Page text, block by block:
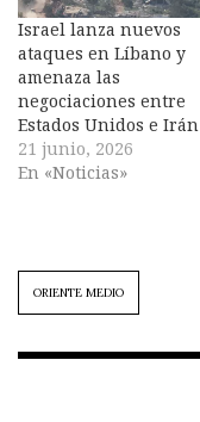
Israel lanza nuevos
ataques en Líbano y
amenaza las
negociaciones entre
Estados Unidos e Irán
21 junio, 2026
En «Noticias»
ORIENTE MEDIO